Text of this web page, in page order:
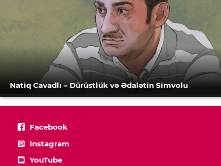
Natiq Cavadlı – Dürüstlük və Ədalətin Simvolu
Facebook
Instagram
YouTube